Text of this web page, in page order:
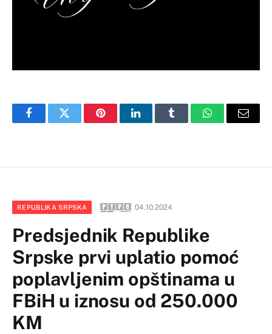
FacebookTwitter PinterestLinkedInTumblr WhatsAppEmail
REPUBLIKA SRPSKA 04.10.2024
Predsjednik Republike
Srpske prvi uplatio pomoć
poplavljenim opštinama u
FBiH u iznosu od 250.000
KM